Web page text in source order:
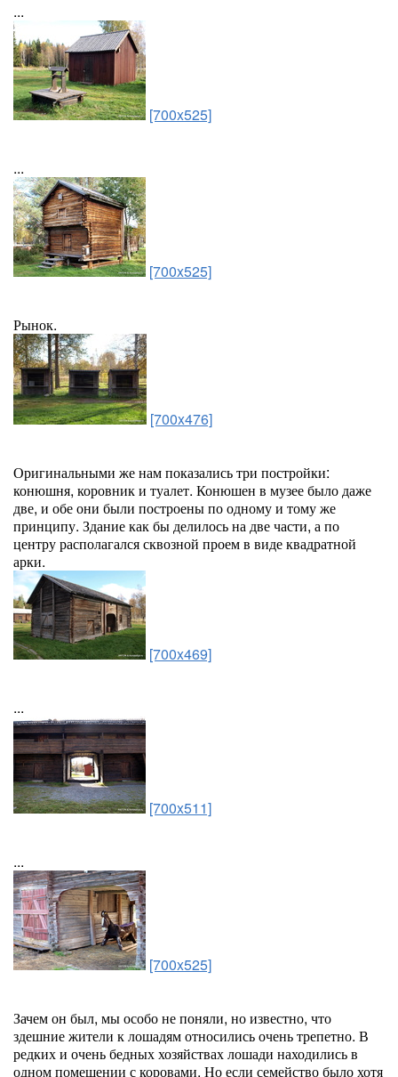
...
[700x525]
...
[700x525]
Рынок.
[700x476]
Оригинальными же нам показались три постройки:
конюшня, коровник и туалет. Конюшен в музее было даже
две, и обе они были построены по одному и тому же
принципу. Здание как бы делилось на две части, а по
центру располагался сквозной проем в виде квадратной
арки.
[700x469]
...
[700x511]
...
[700x525]
Зачем он был, мы особо не поняли, но известно, что
здешние жители к лошадям относились очень трепетно. В
редких и очень бедных хозяйствах лошади находились в
одном помещении с коровами. Но если семейство было хотя